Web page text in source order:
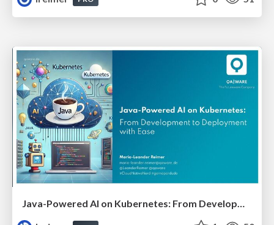
Java-Powered AI on Kubernetes: From Development to Deployment with Ease #JavaCro25